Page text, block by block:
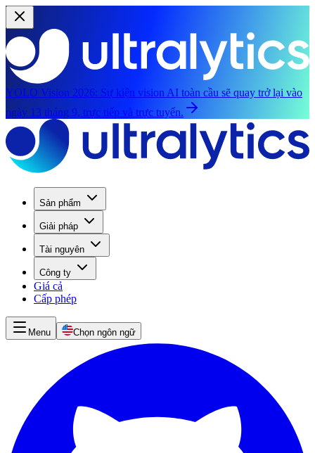
YOLO Vision 2026: Sự kiện vision AI toàn cầu sẽ quay trở lại vào
ngày 13 tháng 9, trực tiếp và trực tuyến.
Sản phẩm
Giải pháp
Tài nguyên
Công ty
Giá cả
Cấp phép
Menu Chọn ngôn ngữ